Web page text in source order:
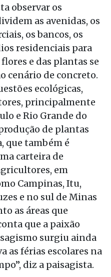
observar os
as avenidas, os
os bancos, os
residenciais para
e das plantas se
cenário de concreto.
ecológicas,
principalmente
e Rio Grande do
de plantas
que também é
carteira de
em
Campinas, Itu,
e no sul de Minas
as áreas que
que a paixão
surgiu ainda
as férias escolares na
diz a paisagista.